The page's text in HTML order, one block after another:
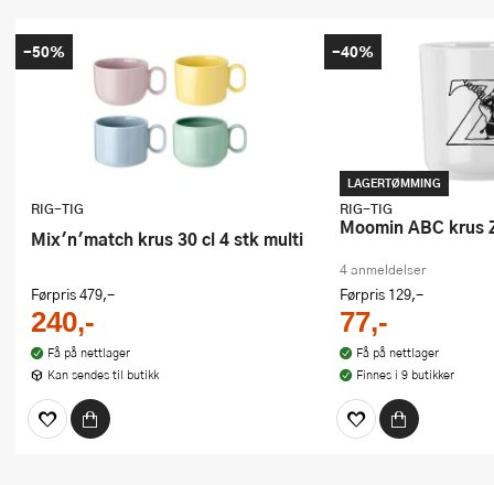
RIG-TIG
Mix'n'match krus 30 cl 4 stk multi
Førpris479,-
240,-
Få på nettlager
Kan sendes til butikk
-50%
LAGERTØMMING
RIG-TIG
Moomin ABC
4 anmeldelser
Førpris 129,-
77,-
Få på nettlager
Finnes i 9 butikker
-40%